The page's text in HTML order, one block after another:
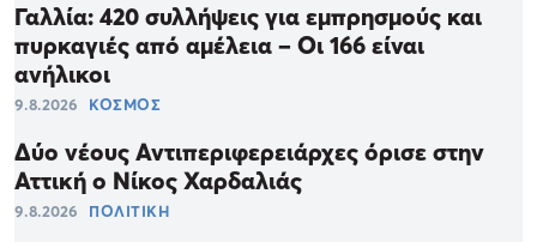
Γαλλία: 420 συλλήψεις για εμπρησμούς και
πυρκαγιές από αμέλεια – Οι 166 είναι
ανήλικοι
9.8.2026 ΚΟΣΜΟΣ
Δύο νέους Αντιπεριφερειάρχες όρισε στην
Αττική ο Νίκος Χαρδαλιάς
9.8.2026 ΠΟΛΙΤΙΚΗ